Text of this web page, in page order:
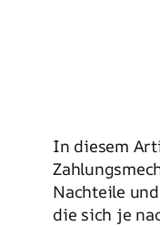
In diesem
Nachteile
die sich je